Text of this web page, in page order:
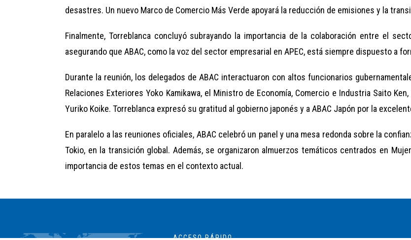
desastres. Un nuevo Marco de Comercio Más Verde apoyará la reducción de emisiones y la
Finalmente, Torreblanca concluyó subrayando la importancia de la colaboración entre el
asegurando que ABAC, como la voz del sector empresarial en APEC, está siempre dispuesto a
Durante la reunión, los delegados de ABAC interactuaron con altos funcionarios
Relaciones Exteriores Yoko Kamikawa, el Ministro de Economía, Comercio e Industria Saito
Yuriko Koike. Torreblanca expresó su gratitud al gobierno japonés y a ABAC Japón por la
En paralelo a las reuniones oficiales, ABAC celebró un panel y una mesa redonda sobre la
Tokio, en la transición global. Además, se organizaron almuerzos temáticos centrados en
importancia de estos temas en el contexto actual.
ACCESO RÁPIDO